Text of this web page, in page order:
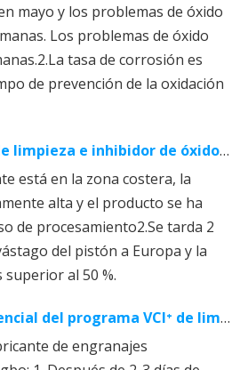
mayo y los problemas de óxido
Los problemas de óxido
tasa de corrosión es
de prevención de la oxidación
e inhibidor de óxido Vástago del pistón
está en la zona costera, la
alta y el producto se ha
de procesamiento2.Se tarda 2
del pistón a Europa y la
al 50 %.
VCI⁺ de limpieza e inhibidor de óxido
de engranajes